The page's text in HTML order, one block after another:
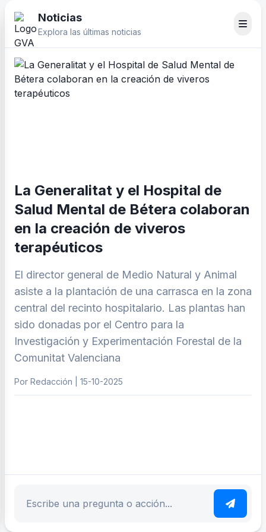
Noticias
Explora las últimas noticias
La Generalitat y el Hospital de
Salud Mental de Bétera colaboran
en la creación de viveros
terapéuticos
El director general de Medio Natural y Animal
asiste a la plantación de una carrasca en la zona
central del recinto hospitalario. Las plantas han
sido donadas por el Centro para la
Investigación y Experimentación Forestal de la
Comunitat Valenciana
Por Redacción | 15-10-2025
Escribe tu pregunta